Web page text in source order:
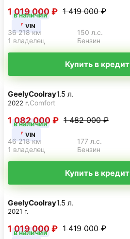
в наличии
VIN
1 019 000 ₽ 1 419 000 ₽
36 218 км 150 л.с.
1 владелец
Бензин
Купить в кредит
в наличии
VIN
GeelyCoolray1.5 л.
2022 г.Comfort
1 082 000 ₽ 1 482 000 ₽
46 218 км 177 л.с.
1 владелец
Бензин
Купить в кредит
в наличии
GeelyCoolray1.5 л.
2021 г.
1 019 000 ₽ 1 419 000 ₽